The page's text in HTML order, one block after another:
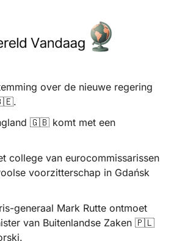
over de nieuwe regering
.
🇬🇧 komt met een
generaal Mark Rutte ontmoet
van Buitenlandse Zaken 🇵🇱